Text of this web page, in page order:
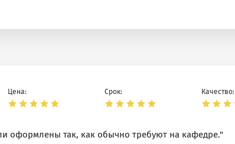
Цена: Срок: Качество:
оформлены так, как обычно требуют на кафедре."